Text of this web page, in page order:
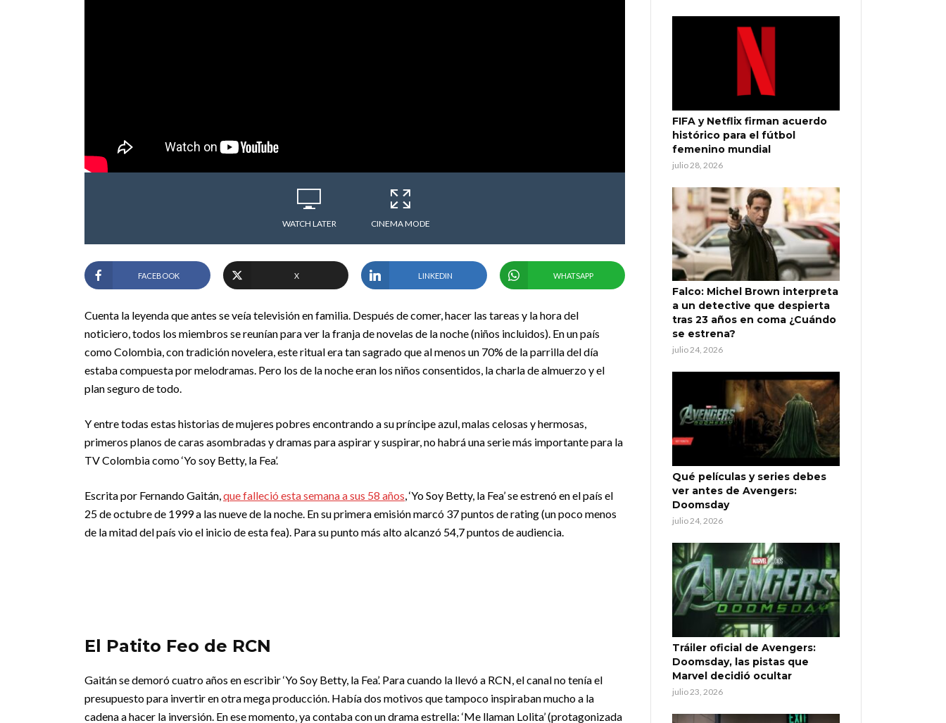
WATCH LATER CINEMA MODE
FACEBOOK X LINKEDIN WHATSAPP
Cuenta la leyenda que antes se veía televisión en familia. Después de comer, hacer las tareas y la hora del
noticiero, todos los miembros se reunían para ver la franja de novelas de la noche (niños incluidos). En un país
como Colombia, con tradición novelera, este ritual era tan sagrado que al menos un 70% de la parrilla del día
estaba compuesta por melodramas. Pero los de la noche eran los niños consentidos, la charla de almuerzo y el
plan seguro de todo.
Y entre todas estas historias de mujeres pobres encontrando a su príncipe azul, malas celosas y hermosas,
primeros planos de caras asombradas y dramas para aspirar y suspirar, no habrá una serie más importante para la
TV Colombia como ‘Yo soy Betty, la Fea’.
Escrita por Fernando Gaitán,que falleció esta semana a sus 58 años, ‘Yo Soy Betty, la Fea’ se estrenó en el país el
25 de octubre de 1999 a las nueve de la noche. En su primera emisión marcó 37 puntos de rating (un poco menos
de la mitad del país vio el inicio de esta fea). Para su punto más alto alcanzó 54,7 puntos de audiencia.
El Patito Feo de RCN
Gaitán se demoró cuatro años en escribir ‘Yo Soy Betty, la Fea’. Para cuando la llevó a RCN, el canal no tenía el
presupuesto para invertir en otra mega producción. Había dos motivos que tampoco inspiraban mucho a la
cadena a hacer la inversión. En ese momento, ya contaba con un drama estrella: ‘Me llaman Lolita’ (protagonizada
FIFA y Netflix firman acuerdo
histórico para el fútbol
femenino mundial
julio 28, 2026
Falco: Michel Brown interpreta
a un detective que despierta
tras 23 años en coma ¿Cuándo
se estrena?
julio 24, 2026
Qué películas y series debes
ver antes de Avengers:
Doomsday
julio 24, 2026
Tráiler oficial de Avengers:
Doomsday, las pistas que
Marvel decidió ocultar
julio 23, 2026